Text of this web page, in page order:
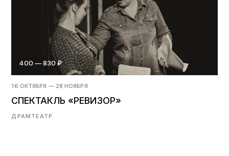
400 — 830 ₽
16 ОКТЯБРЯ — 28 НОЯБРЯ
СПЕКТАКЛЬ «РЕВИЗОР»
ДРАМТЕАТР